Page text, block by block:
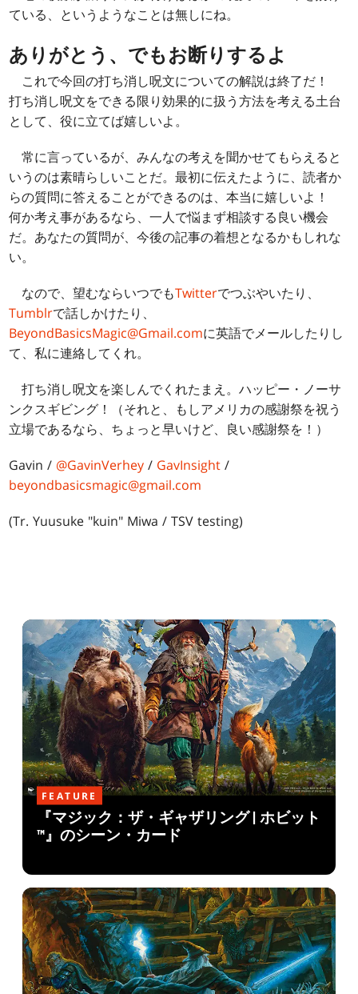
ている、というようなことは無しにね。
ありがとう、でもお断りするよ
これで今回の打ち消し呪文についての解説は終了だ！
打ち消し呪文をできる限り効果的に扱う方法を考える土台
として、役に立てば嬉しいよ。
常に言っているが、みんなの考えを聞かせてもらえると
いうのは素晴らしいことだ。最初に伝えたように、読者か
らの質問に答えることができるのは、本当に嬉しいよ！
何か考え事があるなら、一人で悩まず相談する良い機会
だ。あなたの質問が、今後の記事の着想となるかもしれな
い。
なので、望むならいつでもTwitterでつぶやいたり、
Tumblrで話しかけたり、
BeyondBasicsMagic@Gmail.comに英語でメールしたりし
て、私に連絡してくれ。
打ち消し呪文を楽しんでくれたまえ。ハッピー・ノーサ
ンクスギビング！（それと、もしアメリカの感謝祭を祝う
立場であるなら、ちょっと早いけど、良い感謝祭を！）
Gavin / @GavinVerhey / GavInsight /
beyondbasicsmagic@gmail.com
(Tr. Yuusuke "kuin" Miwa / TSV testing)
FEATURE
『マジック：ザ・ギャザリング | ホビット
™』のシーン・カード